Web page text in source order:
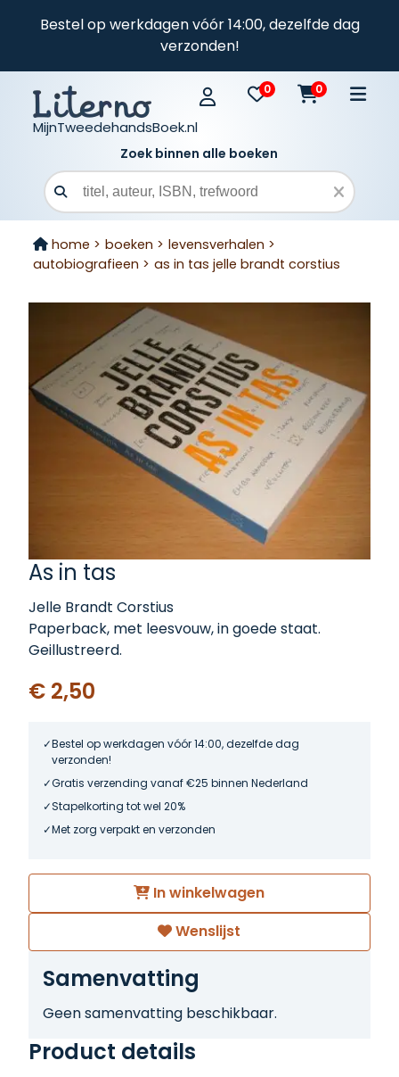
Bestel op werkdagen vóór 14:00, dezelfde dag
verzonden!
MijnTweedehandsBoek.nl
0 0
Zoek binnen alle boeken
Zoekveld
home > boeken > levensverhalen >
autobiografieen > as in tas jelle brandt corstius
As in tas
Jelle Brandt Corstius
Paperback, met leesvouw, in goede staat.
Geillustreerd.
€ 2,50
Bestel op werkdagen vóór 14:00, dezelfde dag
verzonden!
Gratis verzending vanaf €25 binnen Nederland
Stapelkorting tot wel 20%
Met zorg verpakt en verzonden
In winkelwagen
Wenslijst
Samenvatting
Geen samenvatting beschikbaar.
Product details